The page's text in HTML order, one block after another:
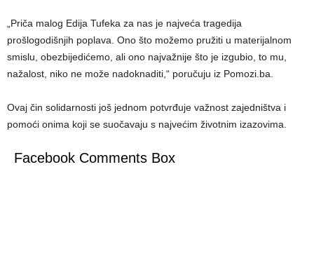
„Priča malog Edija Tufeka za nas je najveća tragedija
prošlogodišnjih poplava. Ono što možemo pružiti u materijalnom
smislu, obezbijedićemo, ali ono najvažnije što je izgubio, to mu,
nažalost, niko ne može nadoknaditi,“ poručuju iz Pomozi.ba.
Ovaj čin solidarnosti još jednom potvrđuje važnost zajedništva i
pomoći onima koji se suočavaju s najvećim životnim izazovima.
Facebook Comments Box